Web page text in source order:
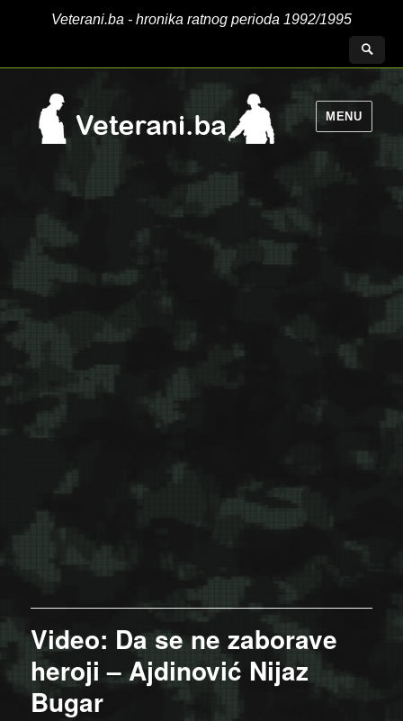
Veterani.ba - hronika ratnog perioda 1992/1995
MENU
Video: Da se ne zaborave
heroji – Ajdinović Nijaz
Bugar